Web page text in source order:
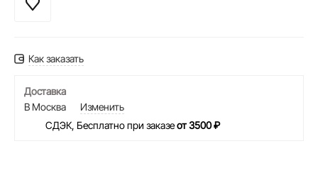
Как заказать
Доставка
В Москва
Изменить
СДЭК, Бесплатно при заказеот 3500 ₽